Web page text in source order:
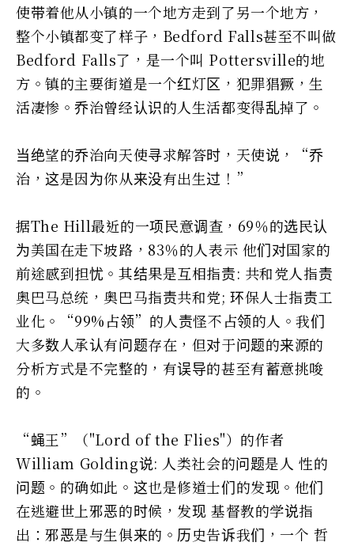
使带着他从小镇的一个地方走到了另一个地方，
整个小镇都变了样子，Bedford Falls甚至不叫做
Bedford Falls了，是一个叫 Pottersville的地
方。镇的主要街道是一个红灯区，犯罪猖獗，生
活凄惨。乔治曾经认识的人生活都变得乱掉了。
当绝望的乔治向天使寻求解答时，天使说，“乔
治，这是因为你从来没有出生过！”
据The Hill最近的一项民意调查，69％的选民认
为美国在走下坡路，83％的人表示 他们对国家的
前途感到担忧。其结果是互相指责: 共和党人指责
奥巴马总统，奥巴马指责共和党; 环保人士指责工
业化。“99%占领”的人责怪不占领的人。我们
大多数人承认有问题存在，但对于问题的来源的
分析方式是不完整的，有误导的甚至有蓄意挑唆
的。
“蝇王”（"Lord of the Flies"）的作者
William Golding说: 人类社会的问题是人 性的
问题。的确如此。这也是修道士们的发现。他们
在逃避世上邪恶的时候，发现 基督教的学说指
出：邪恶是与生俱来的。历史告诉我们，一个 哲